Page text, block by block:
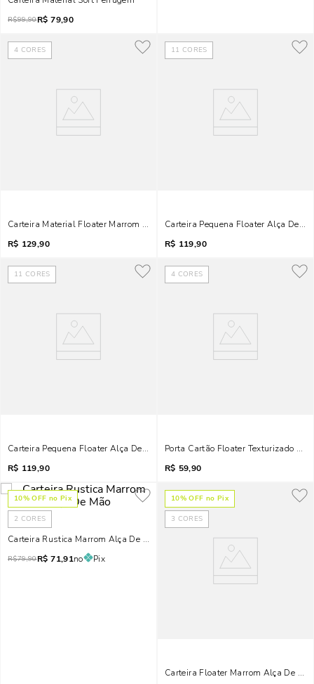
R$99,90R$ 79,90
4 CORES
Carteira Material Floater Marrom Safari
R$ 129,90
11 CORES
Carteira Pequena Floater Alça De
R$ 119,90
11 CORES
Carteira Pequena Floater Alça De Mão Marrom Mocha
R$ 119,90
4 CORES
Porta Cartão Floater Texturizado
R$ 59,90
10% OFF no Pix
2 CORES
Carteira Rustica Marrom Alça De Mão
R$79,90R$ 71,91no Pix
10% OFF no Pix
3 CORES
Carteira Floater Marrom Alça De Mão